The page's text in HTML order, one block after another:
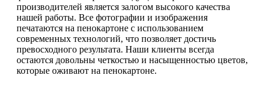
производителей является залогом высокого качества
нашей работы. Все фотографии и изображения
печатаются на пенокартоне с использованием
современных технологий, что позволяет достичь
превосходного результата. Наши клиенты всегда
остаются довольны четкостью и насыщенностью цветов,
которые оживают на пенокартоне.